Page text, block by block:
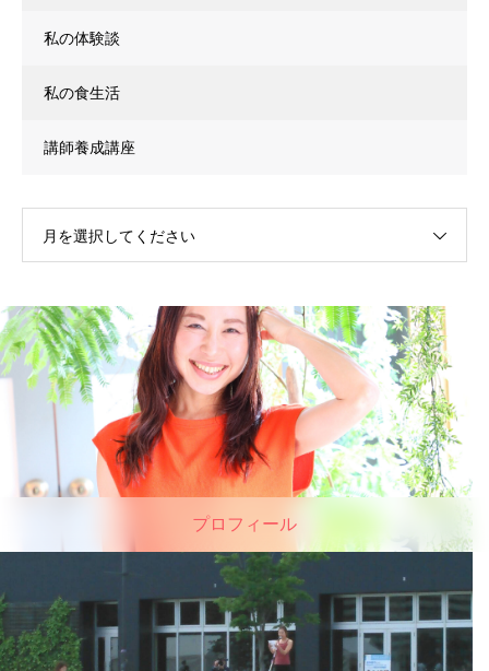
私の体験談
私の食生活
講師養成講座
月を選択してください
プロフィール